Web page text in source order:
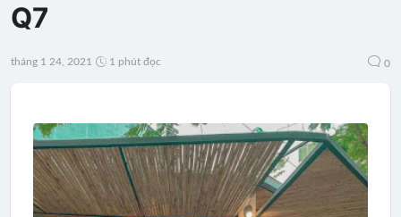
Q7
tháng 1 24, 2021 1 phút đọc 0